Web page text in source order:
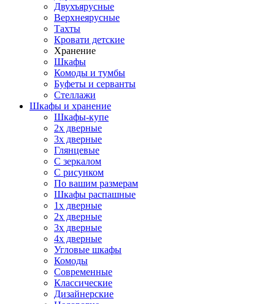
Двухъярусные
Верхнеярусные
Тахты
Кровати детские
Хранение
Шкафы
Комоды и тумбы
Буфеты и серванты
Стеллажи
Шкафы и хранение
Шкафы-купе
2х дверные
3х дверные
Глянцевые
С зеркалом
С рисунком
По вашим размерам
Шкафы распашные
1х дверные
2х дверные
3х дверные
4х дверные
Угловые шкафы
Комоды
Современные
Классические
Дизайнерские